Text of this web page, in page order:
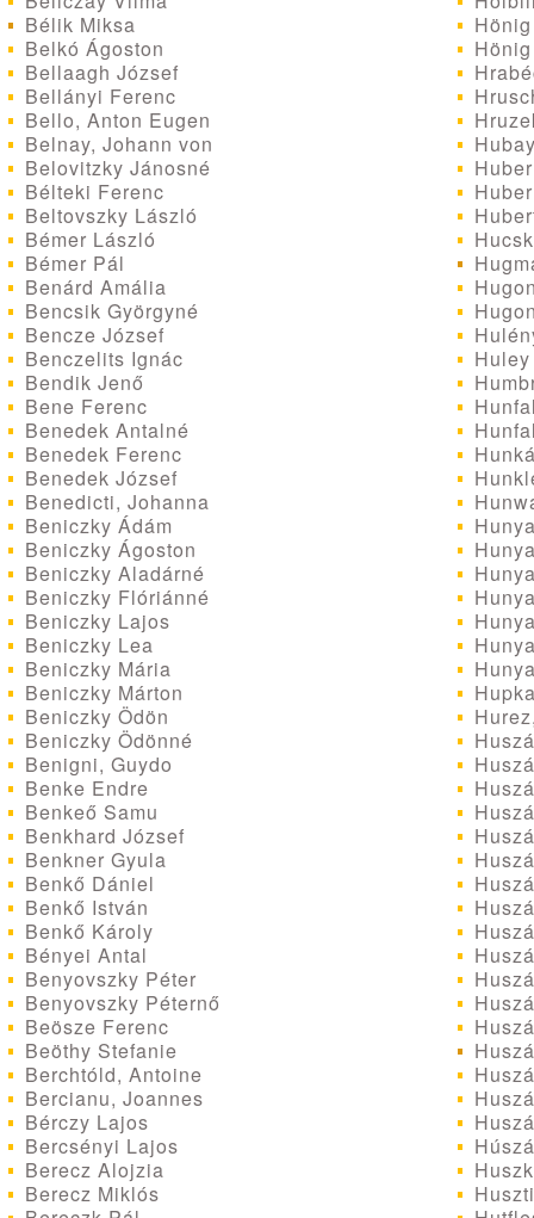
Bélik Miksa
Belkó Ágoston
Bellaagh József
Bellányi Ferenc
Bello, Anton Eugen
Belnay, Johann von
Belovitzky Jánosné
Bélteki Ferenc
Beltovszky László
Bémer László
Bémer Pál
Benárd Amália
Bencsik Györgyné
Bencze József
Benczelits Ignác
Bendik Jenő
Bene Ferenc
Benedek Antalné
Benedek Ferenc
Benedek József
Benedicti, Johanna
Beniczky Ádám
Beniczky Ágoston
Beniczky Aladárné
Beniczky Flóriánné
Beniczky Lajos
Beniczky Lea
Beniczky Mária
Beniczky Márton
Beniczky Ödön
Beniczky Ödönné
Benigni, Guydo
Benke Endre
Benkeő Samu
Benkhard József
Benkner Gyula
Benkő Dániel
Benkő István
Benkő Károly
Bényei Antal
Benyovszky Péter
Benyovszky Péternő
Beösze Ferenc
Beöthy Stefanie
Berchtóld, Antoine
Bercianu, Joannes
Bérczy Lajos
Bercsényi Lajos
Berecz Alojzia
Berecz Miklós